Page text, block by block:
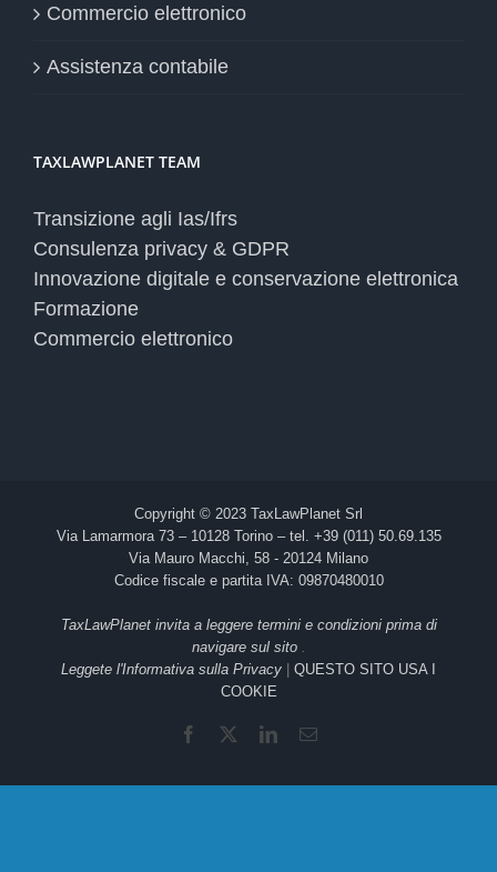
Commercio elettronico
Assistenza contabile
TAXLAWPLANET TEAM
Transizione agli Ias/Ifrs
Consulenza privacy & GDPR
Innovazione digitale e conservazione elettronica
Formazione
Commercio elettronico
Copyright © 2023 TaxLawPlanet Srl
Via Lamarmora 73 – 10128 Torino – tel. +39 (011) 50.69.135
Via Mauro Macchi, 58 - 20124 Milano
Codice fiscale e partita IVA: 09870480010
TaxLawPlanet invita a leggere termini e condizioni prima di
navigare sul sito .
Leggete l'Informativa sulla Privacy
QUESTO SITO USA I
COOKIE
Facebook LinkedInEmail